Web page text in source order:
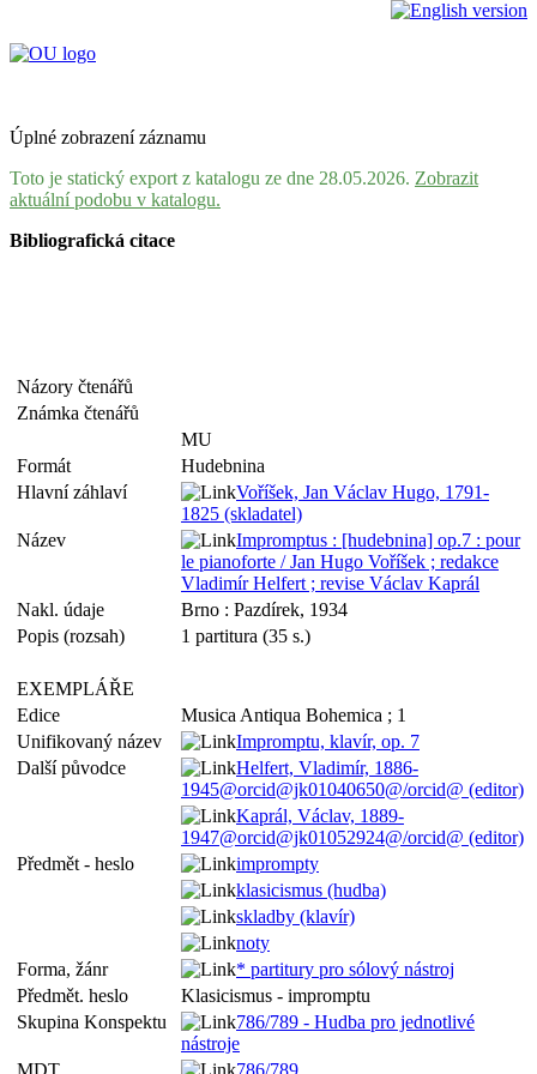
Úplné zobrazení záznamu
Toto je statický export z katalogu ze dne 28.05.2026. Zobrazit
aktuální podobu v katalogu.
Bibliografická citace
Názory čtenářů
Známka čtenářů
MU
Formát
Hudebnina
Hlavní záhlaví
Voříšek, Jan Václav Hugo, 1791-
1825 (skladatel)
Název
Impromptus : [hudebnina] op.7 : pour
le pianoforte / Jan Hugo Voříšek ; redakce
Vladimír Helfert ; revise Václav Kaprál
Nakl. údaje
Brno : Pazdírek, 1934
Popis (rozsah)
1 partitura (35 s.)
EXEMPLÁŘE
Edice
Musica Antiqua Bohemica ; 1
Unifikovaný název
Impromptu, klavír, op. 7
Další původce
Helfert, Vladimír, 1886-
1945@orcid@jk01040650@/orcid@ (editor)
Kaprál, Václav, 1889-
1947@orcid@jk01052924@/orcid@ (editor)
Předmět - heslo
imprompty
klasicismus (hudba)
skladby (klavír)
noty
Forma, žánr
* partitury pro sólový nástroj
Předmět. heslo
Klasicismus - impromptu
Skupina Konspektu
786/789 - Hudba pro jednotlivé
nástroje
MDT
786/789